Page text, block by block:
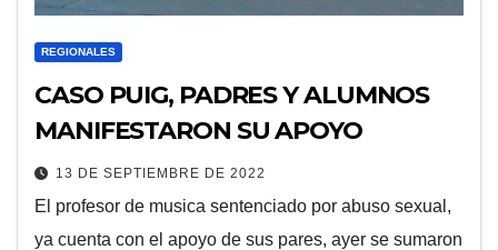
REGIONALES
CASO PUIG, PADRES Y ALUMNOS
MANIFESTARON SU APOYO
13 DE SEPTIEMBRE DE 2022
El profesor de musica sentenciado por abuso sexual,
ya cuenta con el apoyo de sus pares, ayer se sumaron